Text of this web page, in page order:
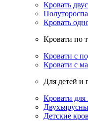
Кровать
Кровать
Кровати по
Кровати с
Кровати с
Для детей и
Кровати для
Детские